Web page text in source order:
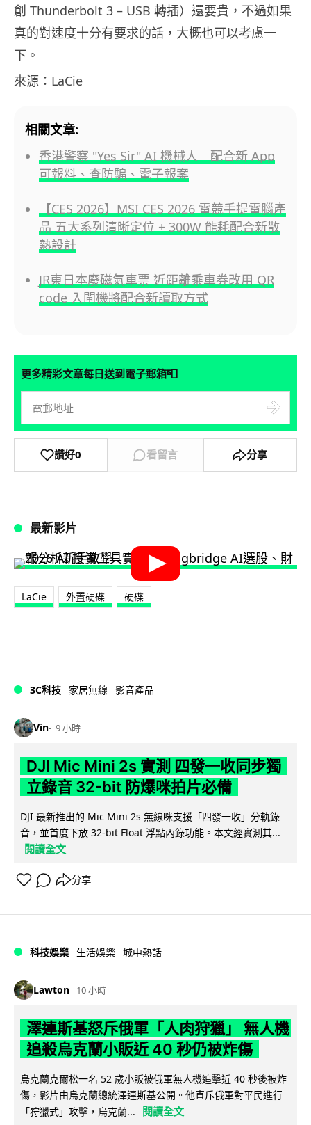
創 Thunderbolt 3 – USB 轉插）還要貴，不過如果
真的對速度十分有要求的話，大概也可以考慮一
下。
來源：LaCie
相關文章:
香港警察 "Yes Sir" AI 機械人 配合新 App
可報料、查防騙、電子報案
【CES 2026】MSI CES 2026 電競手提電腦產
品 五大系列清晰定位 + 300W 能耗配合新散
熱設計
JR東日本廢磁氣車票 近距離乘車券改用 QR
code 入閘機將配合新讀取方式
更多精彩文章每日送到電子郵箱📮
讚好0 看留言 分享
最新影片
LaCie 外置硬碟 硬碟
3C科技 家居無線 影音產品
Vin 9 小時
DJI Mic Mini 2s 實測 四發一收同步獨
立錄音 32-bit 防爆咪拍片必備
DJI 最新推出的 Mic Mini 2s 無線咪支援「四發一收」分軌錄
音，並首度下放 32-bit Float 浮點內錄功能。本文經實測其...
閱讀全文
分享
科技娛樂 生活娛樂 城中熱話
Lawton 10 小時
澤連斯基怒斥俄軍「人肉狩獵」 無人機
追殺烏克蘭小販近 40 秒仍被炸傷
烏克蘭克爾松一名 52 歲小販被俄軍無人機追擊近 40 秒後被炸
傷，影片由烏克蘭總統澤連斯基公開。他直斥俄軍對平民進行
「狩獵式」攻擊，烏克蘭...
閱讀全文